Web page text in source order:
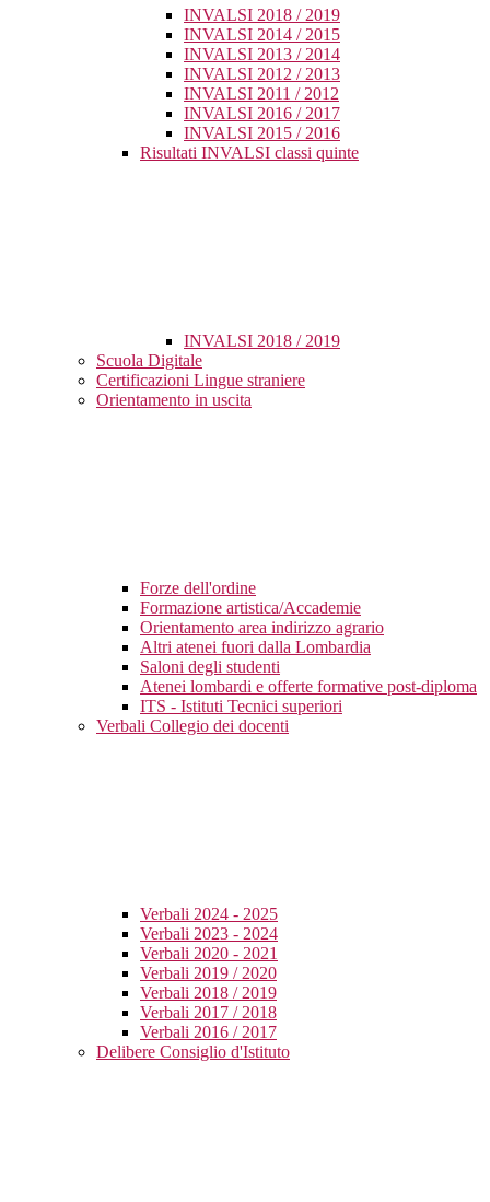
INVALSI 2018 / 2019
INVALSI 2014 / 2015
INVALSI 2013 / 2014
INVALSI 2012 / 2013
INVALSI 2011 / 2012
INVALSI 2016 / 2017
INVALSI 2015 / 2016
Risultati INVALSI classi quinte
INVALSI 2018 / 2019
Scuola Digitale
Certificazioni Lingue straniere
Orientamento in uscita
Forze dell'ordine
Formazione artistica/Accademie
Orientamento area indirizzo agrario
Altri atenei fuori dalla Lombardia
Saloni degli studenti
Atenei lombardi e offerte formative post-diploma
ITS - Istituti Tecnici superiori
Verbali Collegio dei docenti
Verbali 2024 - 2025
Verbali 2023 - 2024
Verbali 2020 - 2021
Verbali 2019 / 2020
Verbali 2018 / 2019
Verbali 2017 / 2018
Verbali 2016 / 2017
Delibere Consiglio d'Istituto